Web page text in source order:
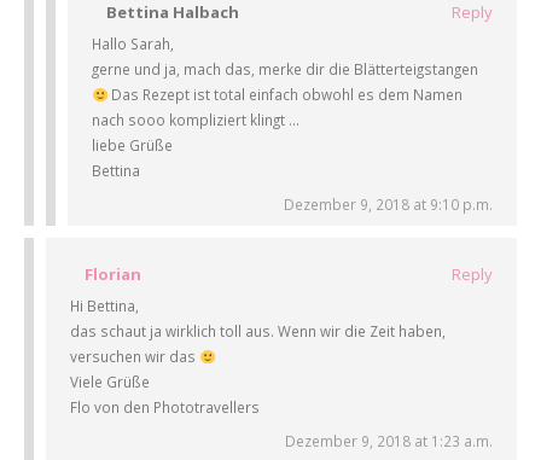
Bettina Halbach Reply
Hallo Sarah,
gerne und ja, mach das, merke dir die Blätterteigstangen
Das Rezept ist total einfach obwohl es dem Namen
nach sooo kompliziert klingt …
liebe Grüße
Bettina
Dezember 9, 2018 at 9:10 p.m.
Florian Reply
Hi Bettina,
das schaut ja wirklich toll aus. Wenn wir die Zeit haben,
versuchen wir das
Viele Grüße
Flo von den Phototravellers
Dezember 9, 2018 at 1:23 a.m.